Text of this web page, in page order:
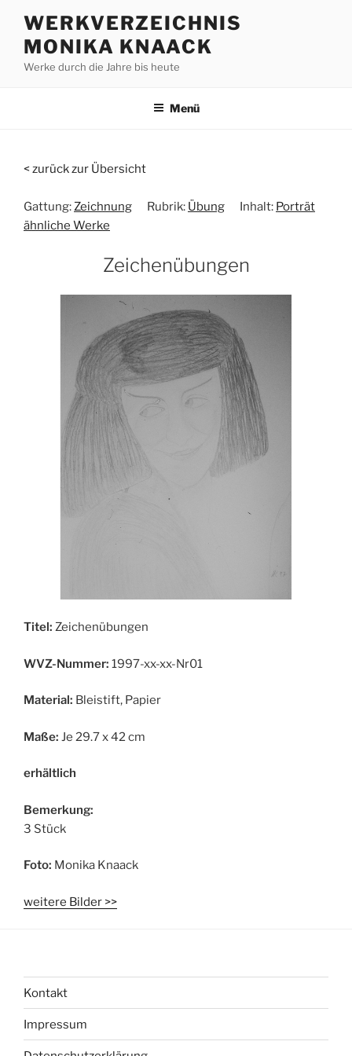
Inhalt
springen
WERKVERZEICHNIS
MONIKA KNAACK
Werke durch die Jahre bis heute
Menü
< zurück zur Übersicht
Gattung: Zeichnung Rubrik: Übung Inhalt: Porträt
ähnliche Werke
Zeichenübungen
Titel: Zeichenübungen
WVZ-Nummer: 1997-xx-xx-Nr01
Material: Bleistift, Papier
Maße: Je 29.7 x 42 cm
erhältlich
Bemerkung:
3 Stück
Foto: Monika Knaack
weitere Bilder >>
Kontakt
Impressum